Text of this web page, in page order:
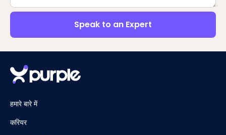
Speak to an Expert
हमारे बारे में
करियर